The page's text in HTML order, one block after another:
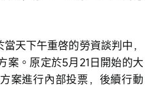
天下午重啓的勞資談判中，
案。原定於5月21日開始的大
案進行內部投票，後續行動